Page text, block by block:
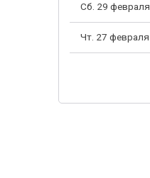
Сб. 29 февраля
Чт. 27 февраля